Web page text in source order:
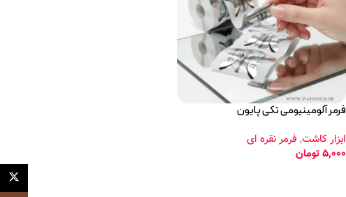
فرمر آلومینیومی تکی پایون
ابزار کاشت, فرمر نقره ای
5,000تومان